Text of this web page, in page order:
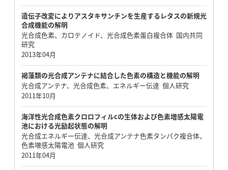
遺伝子改変によりアスタキサンチンを生産するレタスの新規光
合成機能の解明
光合成色素、カロテノイド、光合成色素蛋白複合体 国内共同
研究
2013年04月
褐藻類の光合成アンテナに結合した色素の構造と機能の解明
光合成アンテナ、光合成色素、エネルギー伝達 個人研究
2011年10月
海洋性光合成色素クロロフィルcの生体および色素増感太陽電
池における光励起状態の解明
光合成エネルギー伝達、光合成アンテナ色素タンパク複合体、
色素増感太陽電池 個人研究
2011年04月